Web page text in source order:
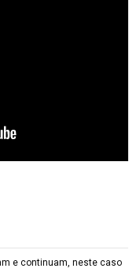
e continuam, neste caso